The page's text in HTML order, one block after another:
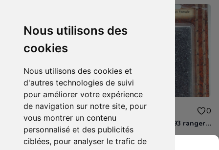
Nous utilisons des
cookies
Nous utilisons des cookies et
d'autres technologies de suivi
pour améliorer votre expérience
de navigation sur notre site, pour
vous montrer un contenu
personnalisé et des publicités
ciblées, pour analyser le trafic de
15.00€ 0
D&D - 88286 paladin human male Miniature - Donjons Dragons
12.00€ 0
D&D - WOC 40093 ranger human female Miniature - Donjons Dragons